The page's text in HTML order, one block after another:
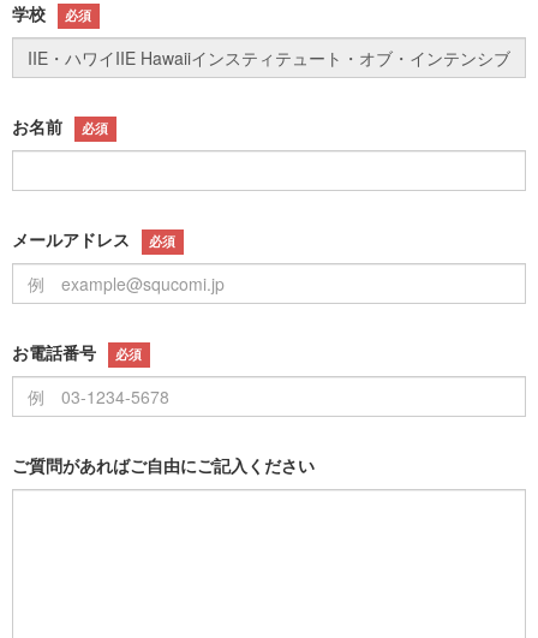
学校 必須
お名前 必須
メールアドレス 必須
お電話番号 必須
ご質問があればご自由にご記入ください